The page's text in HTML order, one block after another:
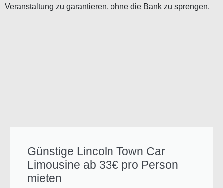
Veranstaltung zu garantieren, ohne die Bank zu sprengen.
Günstige Lincoln Town Car
Limousine ab 33€ pro Person
mieten